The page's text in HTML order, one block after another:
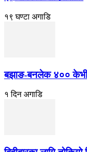
१९ घण्टा अगाडि
बझाङ-बनलेक ४०० केभी
१ दिन अगाडि